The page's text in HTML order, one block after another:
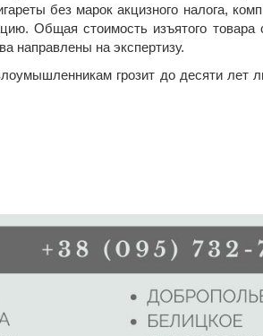
без марок акцизного налога,
Общая стоимость изъятого
направлены на экспертизу.
грозит до десяти лет